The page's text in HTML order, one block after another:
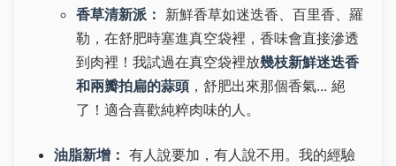
香草清新派： 新鮮香草如迷迭香、百里香、羅
勒，在舒肥時塞進真空袋裡，香味會直接滲透
到肉裡！我試過在真空袋裡放幾枝新鮮迷迭香
和兩瓣拍扁的蒜頭 ，舒肥出來那個香氣... 絕
了！適合喜歡純粹肉味的人。
油脂新增： 有人說要加，有人說不用。我的經驗